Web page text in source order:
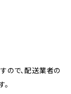
ので、配送業者の